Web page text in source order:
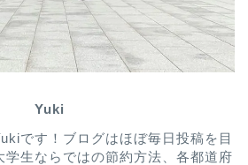
Yuki
です！ブログはほぼ毎日投稿を目
学生ならではの節約方法、各都道府